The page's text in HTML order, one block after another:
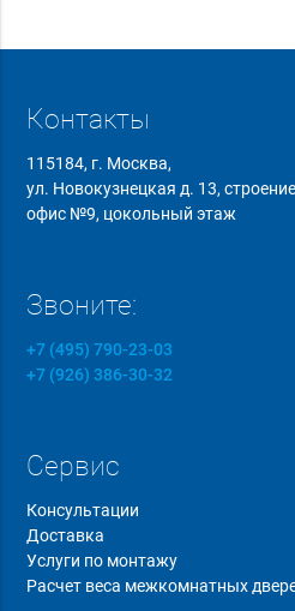
Контакты
115184, г. Москва,
ул. Новокузнецкая д. 13,
офис №9, цокольный этаж
Звоните:
+7 (495) 790-23-03
+7 (926) 386-30-32
Сервис
Консультации
Доставка
Услуги по монтажу
Расчет веса межкомнатных